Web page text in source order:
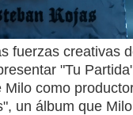
fuerzas creativas
"Tu
como
un álbum que